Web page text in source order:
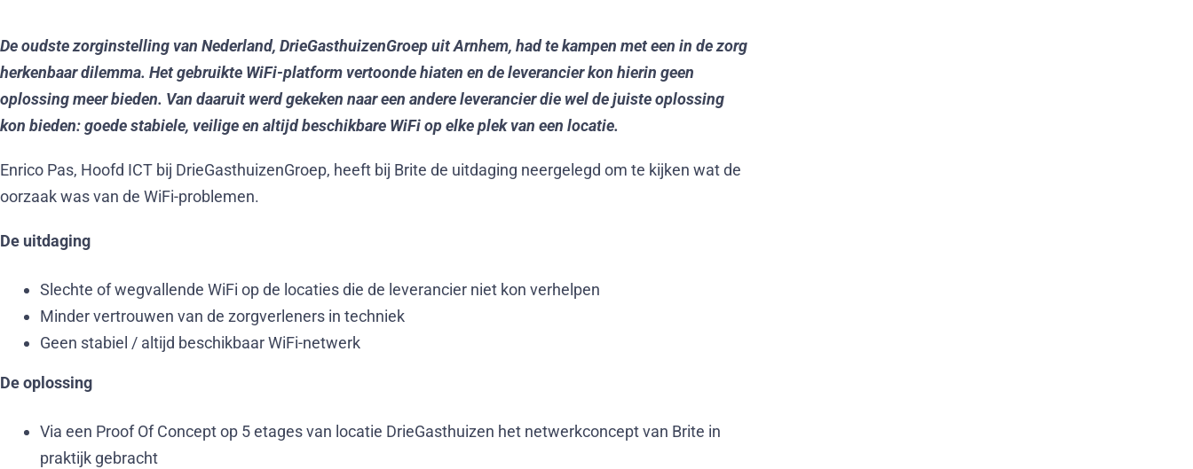
De oudste zorginstelling van Nederland, DrieGasthuizenGroep uit Arnhem, had te kampen met een in de zorg
herkenbaar dilemma. Het gebruikte WiFi-platform vertoonde hiaten en de leverancier kon hierin geen
oplossing meer bieden. Van daaruit werd gekeken naar een andere leverancier die wel de juiste oplossing
kon bieden: goede stabiele, veilige en altijd beschikbare WiFi op elke plek van een locatie.
Enrico Pas, Hoofd ICT bij DrieGasthuizenGroep, heeft bij Brite de uitdaging neergelegd om te kijken wat de
oorzaak was van de WiFi-problemen.
De uitdaging
Slechte of wegvallende WiFi op de locaties die de leverancier niet kon verhelpen
Minder vertrouwen van de zorgverleners in techniek
Geen stabiel / altijd beschikbaar WiFi-netwerk
De oplossing
Via een Proof Of Concept op 5 etages van locatie DrieGasthuizen het netwerkconcept van Brite in
praktijk gebracht